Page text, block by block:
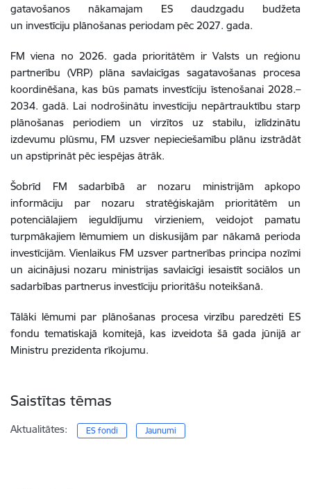
gatavošanos nākamajam ES daudzgadu budžeta
un investīciju plānošanas periodam pēc 2027. gada.
FM viena no 2026. gada prioritātēm ir Valsts un reģionu
partnerību (VRP) plāna savlaicīgas sagatavošanas procesa
koordinēšana, kas būs pamats investīciju īstenošanai 2028.–
2034. gadā. Lai nodrošinātu investīciju nepārtrauktību starp
plānošanas periodiem un virzītos uz stabilu, izlīdzinātu
izdevumu plūsmu, FM uzsver nepieciešamību plānu izstrādāt
un apstiprināt pēc iespējas ātrāk.
Šobrīd FM sadarbībā ar nozaru ministrijām apkopo
informāciju par nozaru stratēģiskajām prioritātēm un
potenciālajiem ieguldījumu virzieniem, veidojot pamatu
turpmākajiem lēmumiem un diskusijām par nākamā perioda
investīcijām. Vienlaikus FM uzsver partnerības principa nozīmi
un aicinājusi nozaru ministrijas savlaicīgi iesaistīt sociālos un
sadarbības partnerus investīciju prioritāšu noteikšanā.
Tālāki lēmumi par plānošanas procesa virzību paredzēti ES
fondu tematiskajā komitejā, kas izveidota šā gada jūnijā ar
Ministru prezidenta rīkojumu.
Saistītas tēmas
Aktualitātes: ES fondi Jaunumi